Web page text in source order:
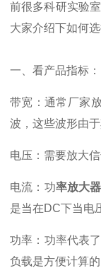
前很多科研实验
大家介绍下如何
一、看产品指标：
带宽：通常厂家
波，这些波形由
电压：需要放大
电流：功率放大器
是当在DC下当电
功率：功率代表
负载是方便计算